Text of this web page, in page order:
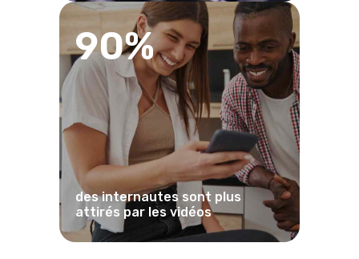
90%
des internautes sont plus
attirés par les vidéos